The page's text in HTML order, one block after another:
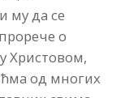
му да се
о
Христовом,
од многих